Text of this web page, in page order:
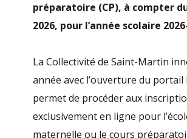
préparatoire (CP), à compter
2026, pour l’année scolaire
La Collectivité de Saint-Martin
année avec l’ouverture du portail
permet de procéder aux
exclusivement en ligne pour
maternelle ou le cours